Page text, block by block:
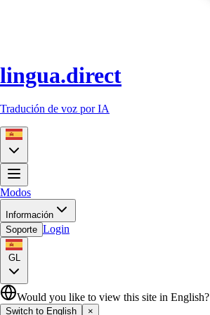
lingua.direct
Tradución de voz por IA
Modos
Información
Soporte Login
GL
Would you like to view this site in English?
Switch to English ×